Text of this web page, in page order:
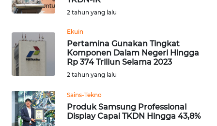
2 tahun yang lalu
Ekuin
Pertamina Gunakan Tingkat
Komponen Dalam Negeri Hingga
Rp 374 Triliun Selama 2023
2 tahun yang lalu
Sains-Tekno
Produk Samsung Professional
Display Capai TKDN Hingga 43,8%
TOBA
NIAS
WN
LANGKAT
WN
TAPANULI
SELATAN